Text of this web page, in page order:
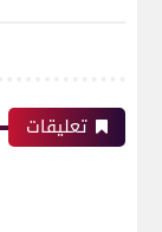
تعليقات